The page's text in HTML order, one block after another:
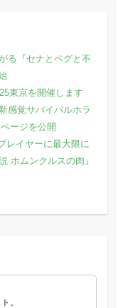
る『セナとペグと不
東京を開催します
感覚サバイバルホラ
ージを公開
レイヤーに最大限に
ホムンクルスの肉』
。